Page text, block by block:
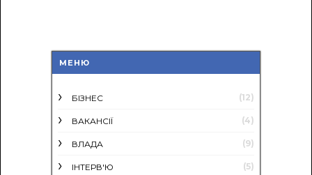
МЕНЮ
БІЗНЕС (12)
ВАКАНСІЇ (4)
ВЛАДА (9)
ІНТЕРВ'Ю (5)